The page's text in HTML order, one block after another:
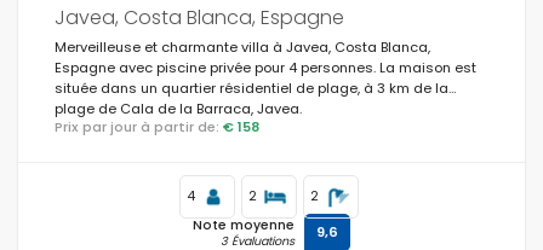
Javea, Costa Blanca, Espagne
Merveilleuse et charmante villa à Javea, Costa Blanca,
Espagne avec piscine privée pour 4 personnes. La maison est
située dans un quartier résidentiel de plage, à 3 km de la
plage de Cala de la Barraca, Javea.
Prix par jour à partir de: € 158
4 2 2
Note moyenne
3 Évaluations 9,6